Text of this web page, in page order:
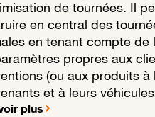
de tournées. Il
en central des
en tenant compte de
propres aux
(ou aux produits à
et à leurs
plus